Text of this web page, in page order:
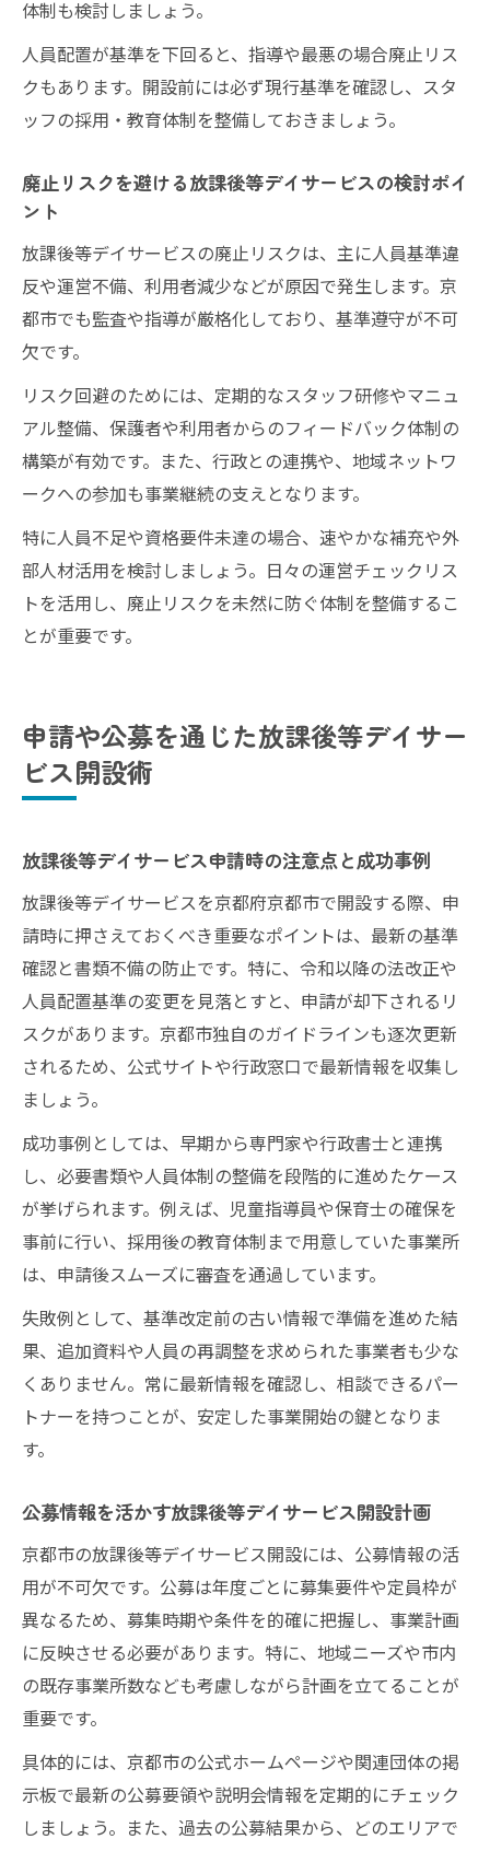
ス人材戦略
放課後等デイサービス廃止事例から学ぶ運
営改善策
持続可能な放課後等デイサービス運営の人
体制も検討しましょう。
人員配置が基準を下回ると、指導や最悪の場合廃止リス
クもあります。開設前には必ず現行基準を確認し、スタ
ッフの採用・教育体制を整備しておきましょう。
廃止リスクを避ける放課後等デイサービスの検討ポイ
ント
放課後等デイサービスの廃止リスクは、主に人員基準違
反や運営不備、利用者減少などが原因で発生します。京
都市でも監査や指導が厳格化しており、基準遵守が不可
欠です。
リスク回避のためには、定期的なスタッフ研修やマニュ
アル整備、保護者や利用者からのフィードバック体制の
構築が有効です。また、行政との連携や、地域ネットワ
ークへの参加も事業継続の支えとなります。
特に人員不足や資格要件未達の場合、速やかな補充や外
部人材活用を検討しましょう。日々の運営チェックリス
トを活用し、廃止リスクを未然に防ぐ体制を整備するこ
とが重要です。
申請や公募を通じた放課後等デイサー
ビス開設術
放課後等デイサービス申請時の注意点と成功事例
放課後等デイサービスを京都府京都市で開設する際、申
請時に押さえておくべき重要なポイントは、最新の基準
確認と書類不備の防止です。特に、令和以降の法改正や
人員配置基準の変更を見落とすと、申請が却下されるリ
スクがあります。京都市独自のガイドラインも逐次更新
されるため、公式サイトや行政窓口で最新情報を収集し
ましょう。
成功事例としては、早期から専門家や行政書士と連携
し、必要書類や人員体制の整備を段階的に進めたケース
が挙げられます。例えば、児童指導員や保育士の確保を
事前に行い、採用後の教育体制まで用意していた事業所
は、申請後スムーズに審査を通過しています。
失敗例として、基準改定前の古い情報で準備を進めた結
果、追加資料や人員の再調整を求められた事業者も少な
くありません。常に最新情報を確認し、相談できるパー
トナーを持つことが、安定した事業開始の鍵となりま
す。
公募情報を活かす放課後等デイサービス開設計画
京都市の放課後等デイサービス開設には、公募情報の活
用が不可欠です。公募は年度ごとに募集要件や定員枠が
異なるため、募集時期や条件を的確に把握し、事業計画
に反映させる必要があります。特に、地域ニーズや市内
の既存事業所数なども考慮しながら計画を立てることが
重要です。
具体的には、京都市の公式ホームページや関連団体の掲
示板で最新の公募要領や説明会情報を定期的にチェック
しましょう。また、過去の公募結果から、どのエリアで